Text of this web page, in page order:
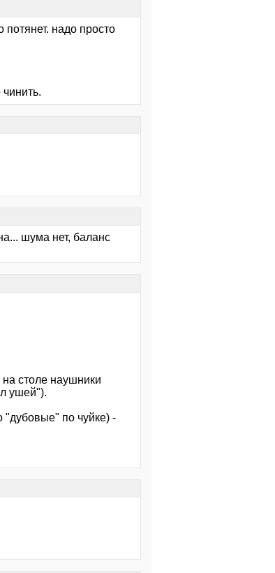
надо просто
шума нет, баланс
столе наушники
ушей").
"дубовые" по чуйке) -